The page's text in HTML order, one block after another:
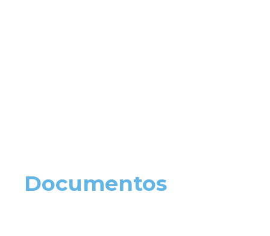
Documentos